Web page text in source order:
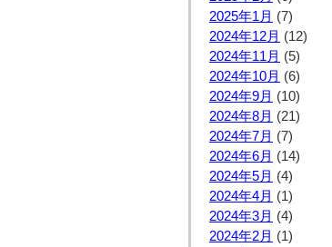
2025年1月 (7)
2024年12月 (12)
2024年11月 (5)
2024年10月 (6)
2024年9月 (10)
2024年8月 (21)
2024年7月 (7)
2024年6月 (14)
2024年5月 (4)
2024年4月 (1)
2024年3月 (4)
2024年2月 (1)